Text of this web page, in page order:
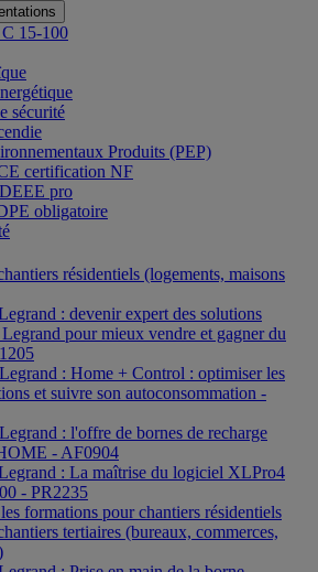
15-100
sécurité
Produits (PEP)
certification NF
pro
obligatoire
résidentiels (logements, maisons
: devenir expert des solutions
Legrand pour mieux vendre et gagner du
: Home + Control : optimiser les
et suivre son autoconsommation -
: l'offre de bornes de recharge
- AF0904
: La maîtrise du logiciel XLPro4
- PR2235
formations pour chantiers résidentiels
tertiaires (bureaux, commerces,